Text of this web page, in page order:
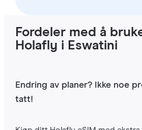
Fordeler med å
Holafly i Eswatini
Endring av planer? Ikke noe
tatt!